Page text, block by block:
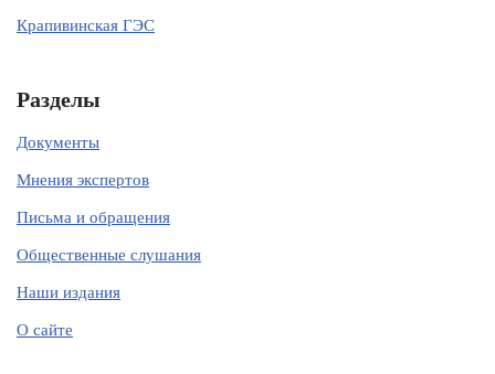
Крапивинская ГЭС
Разделы
Документы
Мнения экспертов
Письма и обращения
Общественные слушания
Наши издания
О сайте